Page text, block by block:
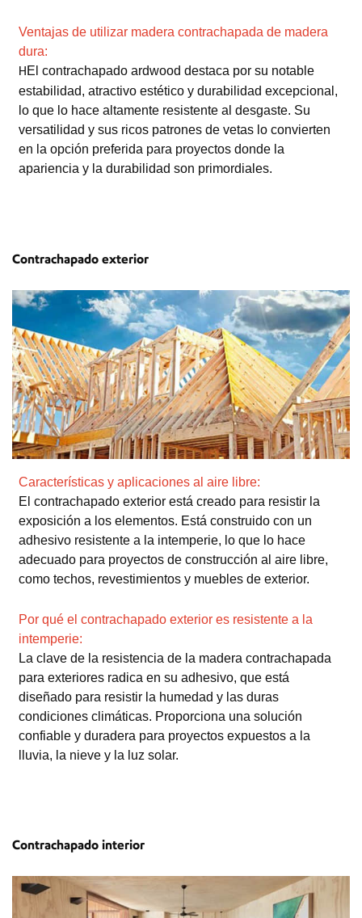
Ventajas de utilizar madera contrachapada de madera
dura:
H El contrachapado ardwood destaca por su notable
estabilidad, atractivo estético y durabilidad excepcional,
lo que lo hace altamente resistente al desgaste. Su
versatilidad y sus ricos patrones de vetas lo convierten
en la opción preferida para proyectos donde la
apariencia y la durabilidad son primordiales.
Contrachapado exterior
Características y aplicaciones al aire libre:
El contrachapado exterior está creado para resistir la
exposición a los elementos. Está construido con un
adhesivo resistente a la intemperie, lo que lo hace
adecuado para proyectos de construcción al aire libre,
como techos, revestimientos y muebles de exterior.
Por qué el contrachapado exterior es resistente a la
intemperie:
La clave de la resistencia de la madera contrachapada
para exteriores radica en su adhesivo, que está
diseñado para resistir la humedad y las duras
condiciones climáticas. Proporciona una solución
confiable y duradera para proyectos expuestos a la
lluvia, la nieve y la luz solar.
Contrachapado interior